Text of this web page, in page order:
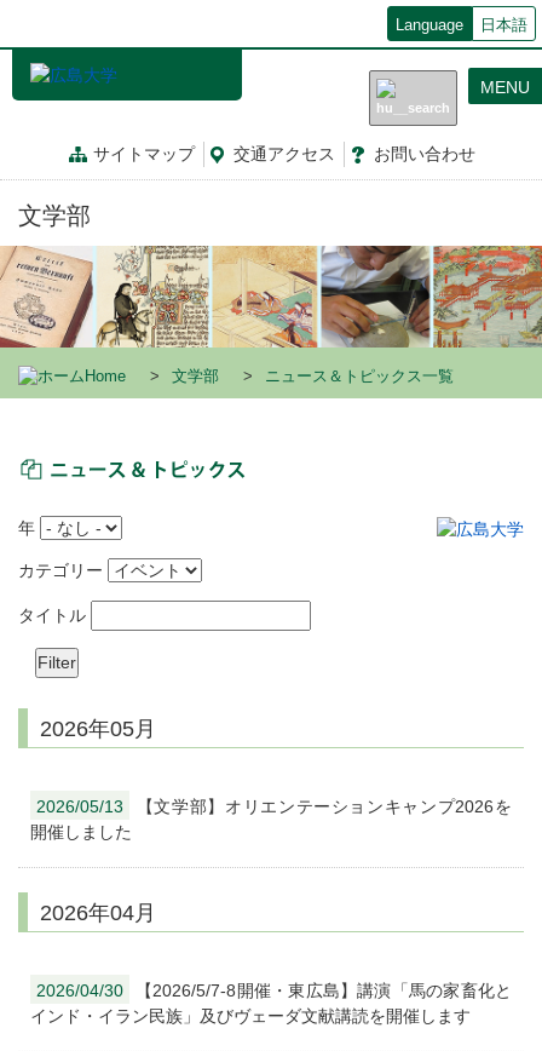
動
Language 日本語
サイトマップ 交通アクセス お問い合わせ
MENU
文学部
Home 文学部 ニュース＆トピックス一覧
年
カテゴリー
タイトル
2026年05月
2026/05/13
【文学部】オリエンテーションキャンプ2026を
開催しました
2026年04月
2026/04/30
【2026/5/7-8開催・東広島】講演「馬の家畜化と
インド・イラン民族」及びヴェーダ文献講読を開催します